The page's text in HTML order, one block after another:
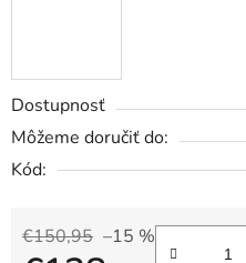
Dostupnosť
Môžeme doručiť do:
Kód:
€150,95 –15 %